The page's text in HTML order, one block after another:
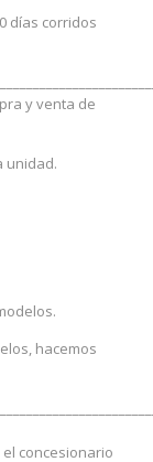
días corridos
y venta de
unidad.
hacemos
concesionario